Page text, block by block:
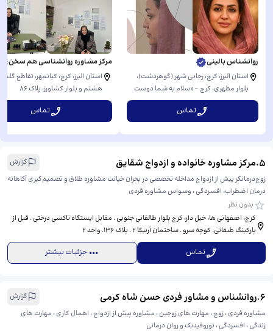
روانشناس بالینی
استان البرز، کرج، رجایی شهر (گوهردشت)،
بلوار مطهری، ​کرج - «سلام به شما دوست
عزیز، برای اینکه بهتر بتوانیم در خدمتتان
باشیم، لطفاً پیش از مراجعه حضوری حتماً با
ما تماس بگیرید تا زمان دقیق نوبت‌تان را با
هم هماهنگ کنیم. آدرس ما: گوهردشت،
استقلال، جنب سیسمونی شمیم، ساختمان
شقایق، طبقه اول، واحد ۱۰، مرکز خدمات
روانشناسی و مشاوره . منتظر شنیدن صدای
تماس
مرکز مشاوره روانشناسی هم سخن
استان البرز، کرج، کیانمهر، تقاطع
هشتم و بلوار کشاورز، ​پلاک ۸۶
تماس
5
.مرکز مشاوره خانواده و ازدواج شقایق
گزارش
زوج‌درمانگر پیش از ازدواج مداخله تخصصی در بحران خیانت مشاوره طلاق و تصمیم‌گیری آگاهانه
درمان اضطراب، افسردگی ، وسواس مشاوره فردی
بدون نظر
کرج، اصفهانی ها، خیل دار، ​کرج بلوار طالقانی جنوبی . مقابل ایستگاه تاکسی درختی . قبل از
پارکینگ طبقاتی. کوچه سرو . ساختمان آرنیکا ۲ . پلاک ۱۳۶. واحد ۲
تماس جزئیات بیشتر
6
.روانشناس و مشاور فردی حسن شاه کرمی
گزارش
مشاوره فردی ، زوج ، مهارت های زوجین ، مشاوره پیش از ازدواج ، اهمال کاری ، مهارت های
زندگی ، افسردگی ، نوروفیدبک و روان درمانی